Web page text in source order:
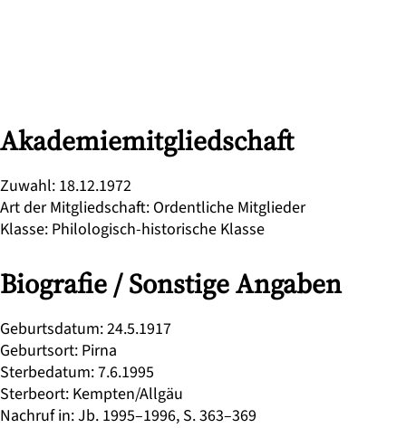
Akademiemitgliedschaft
Zuwahl: 18.12.1972
Art der Mitgliedschaft: Ordentliche Mitglieder
Klasse: Philologisch-historische Klasse
Biografie / Sonstige Angaben
Geburtsdatum:24.5.1917
Geburtsort: Pirna
Sterbedatum:7.6.1995
Sterbeort: Kempten/Allgäu
Nachruf in:Jb. 1995–1996, S. 363–369